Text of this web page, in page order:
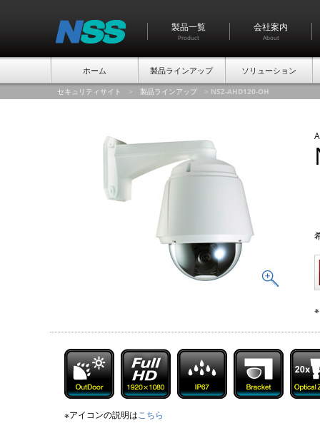
製品一覧
Product
会社案内
About
ホーム 製品ラインアップ ソリューション
セキュリティサイト > 製品ラインアップ > NSZ-AHD120-OH
※アイコンの説明はこちら